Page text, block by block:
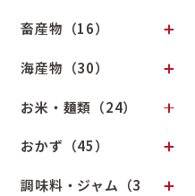
畜産物（16）
海産物（30）
お米・麺類（24）
おかず（45）
調味料・ジャム（3